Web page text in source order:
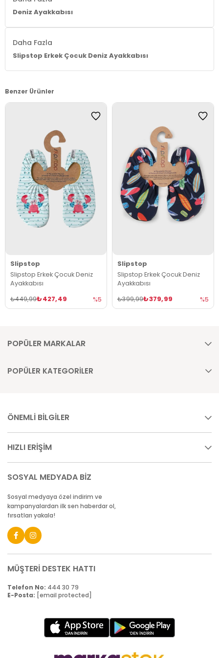
Deniz Ayakkabısı
Daha Fazla
Slipstop Erkek Çocuk Deniz Ayakkabısı
Benzer Ürünler
Slipstop
Slipstop Erkek Çocuk Deniz
Ayakkabısı
₺427,49
₺449,99 %5
Slipstop
Slipstop Erkek Çocuk Deniz
Ayakkabısı
₺379,99
₺399,99 %5
POPÜLER MARKALAR
POPÜLER KATEGORİLER
ÖNEMLİ BİLGİLER
HIZLI ERİŞİM
SOSYAL MEDYADA BİZ
Sosyal medyaya özel indirim ve
kampanyalardan ilk sen haberdar ol,
fırsatları yakala!
MÜŞTERİ DESTEK HATTI
Telefon No: 444 30 79
E-Posta: [email protected]